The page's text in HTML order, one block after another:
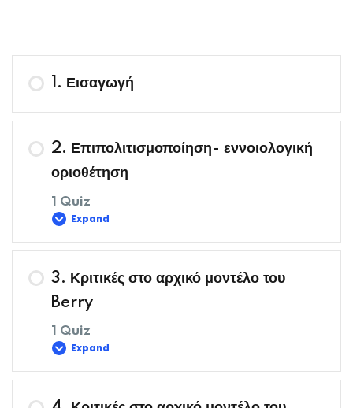
1. Εισαγωγή
2. Επιπολιτισμοποίηση- εννοιολογική
οριοθέτηση
1 Quiz
Expand
Περιεχόμενο Μαθήματος
Βασισμένοι/ες στις εμπειρίες σας από πολιτισμικά
πλαίσια, σκεφτείτε
3. Κριτικές στο αρχικό μοντέλο του
Berry
1 Quiz
Expand
Περιεχόμενο Μαθήματος